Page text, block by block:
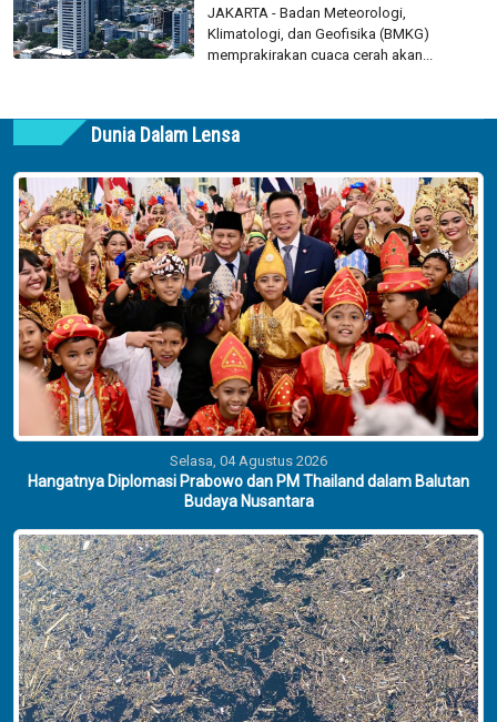
JAKARTA - Badan Meteorologi,
Klimatologi, dan Geofisika (BMKG)
memprakirakan cuaca cerah akan...
Dunia Dalam Lensa
Selasa, 04 Agustus 2026
Hangatnya Diplomasi Prabowo dan PM Thailand dalam Balutan
Budaya Nusantara